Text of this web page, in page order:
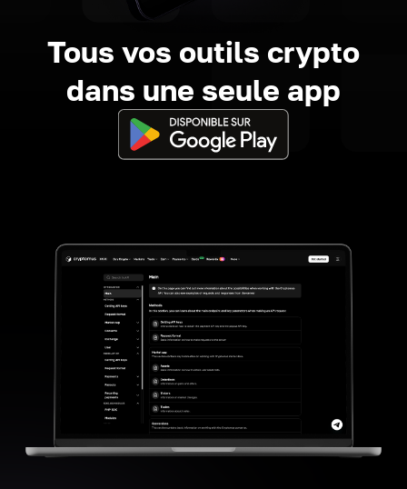
Tous vos outils crypto
dans une seule app